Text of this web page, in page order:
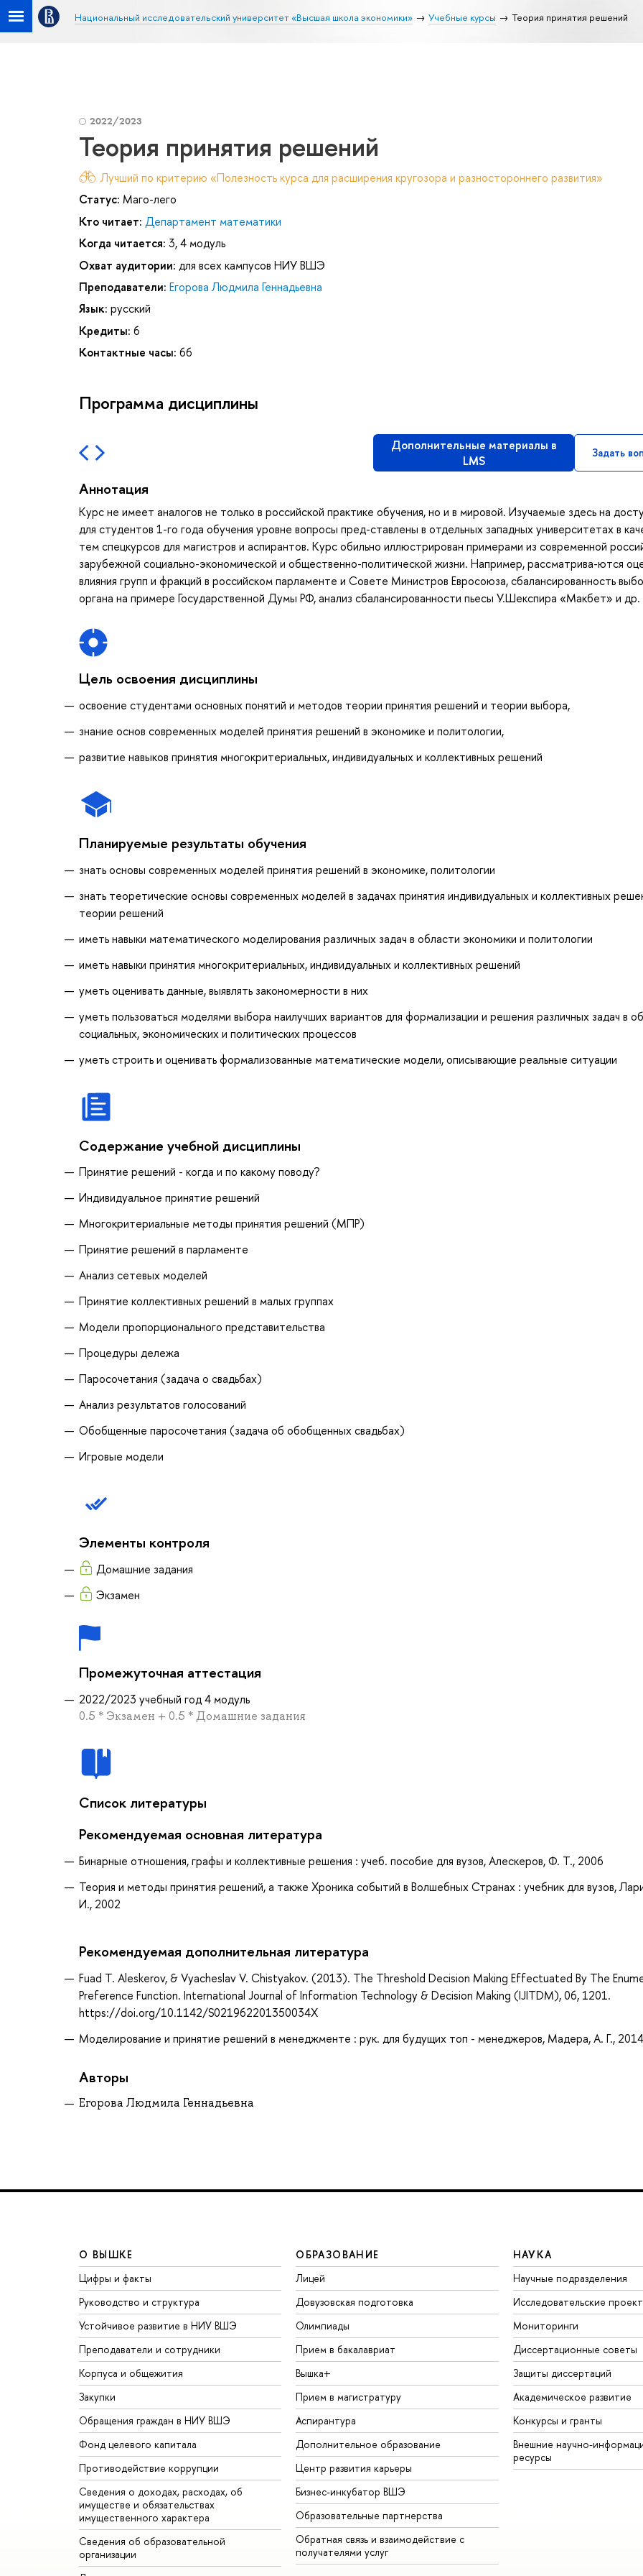
Национальный исследовательский университет «Высшая школа экономики» Учебные курсы Теория принятия решений
2022/2023
Теория принятия решений
Лучший по критерию «Полезность курса для расширения кругозора и разностороннего развития»
Статус: Маго-лего
Кто читает: Департамент математики
Когда читается: 3, 4 модуль
Охват аудитории: для всех кампусов НИУ ВШЭ
Преподаватели: Егорова Людмила Геннадьевна
Язык: русский
Кредиты: 6
Контактные часы: 66
Программа дисциплины
Дополнительные материалы в
LMS
Задать
Аннотация
Курс не имеет аналогов не только в российской практике обучения, но и в мировой. Изучаемые здесь на
для студентов 1-го года обучения уровне вопросы пред-ставлены в отдельных западных университетах в
тем спецкурсов для магистров и аспирантов. Курс обильно иллюстрирован примерами из современной
зарубежной социально-экономической и общественно-политической жизни. Например, рассматрива-ются
влияния групп и фракций в российском парламенте и Совете Министров Евросоюза, сбалансированность
органа на примере Государственной Думы РФ, анализ сбалансированности пьесы У.Шекспира «Макбет» и др.
Цель освоения дисциплины
освоение студентами основных понятий и методов теории принятия решений и теории выбора,
знание основ современных моделей принятия решений в экономике и политологии,
развитие навыков принятия многокритериальных, индивидуальных и коллективных решений
Планируемые результаты обучения
знать основы современных моделей принятия решений в экономике, политологии
знать теоретические основы современных моделей в задачах принятия индивидуальных и коллективных
теории решений
иметь навыки математического моделирования различных задач в области экономики и политологии
иметь навыки принятия многокритериальных, индивидуальных и коллективных решений
уметь оценивать данные, выявлять закономерности в них
уметь пользоваться моделями выбора наилучших вариантов для формализации и решения различных задач в
социальных, экономических и политических процессов
уметь строить и оценивать формализованные математические модели, описывающие реальные ситуации
Содержание учебной дисциплины
Принятие решений - когда и по какому поводу?
Индивидуальное принятие решений
Многокритериальные методы принятия решений (МПР)
Принятие решений в парламенте
Анализ сетевых моделей
Принятие коллективных решений в малых группах
Модели пропорционального представительства
Процедуры дележа
Паросочетания (задача о свадьбах)
Анализ результатов голосований
Обобщенные паросочетания (задача об обобщенных свадьбах)
Игровые модели
Элементы контроля
Домашние задания
Экзамен
Промежуточная аттестация
2022/2023 учебный год 4 модуль
0.5 * Экзамен + 0.5 * Домашние задания
Список литературы
Рекомендуемая основная литература
Бинарные отношения, графы и коллективные решения : учеб. пособие для вузов, Алескеров, Ф. Т., 2006
Теория и методы принятия решений, а также Хроника событий в Волшебных Странах : учебник для вузов,
И., 2002
Рекомендуемая дополнительная литература
Fuad T. Aleskerov, & Vyacheslav V. Chistyakov. (2013). The Threshold Decision Making Effectuated By The
Preference Function. International Journal of Information Technology & Decision Making (IJITDM), 06, 1201.
https://doi.org/10.1142/S021962201350034X
Моделирование и принятие решений в менеджменте : рук. для будущих топ - менеджеров, Мадера, А. Г., 2014
Авторы
Егорова Людмила Геннадьевна
О ВЫШКЕ
Цифры и факты
Руководство и структура
Устойчивое развитие в НИУ ВШЭ
Преподаватели и сотрудники
Корпуса и общежития
Закупки
Обращения граждан в НИУ ВШЭ
Фонд целевого капитала
Противодействие коррупции
Сведения о доходах, расходах, об
имуществе и обязательствах
имущественного характера
Сведения об образовательной
организации
ОБРАЗОВАНИЕ
Лицей
Довузовская подготовка
Олимпиады
Прием в бакалавриат
Вышка+
Прием в магистратуру
Аспирантура
Дополнительное образование
Центр развития карьеры
Бизнес-инкубатор ВШЭ
Образовательные партнерства
Обратная связь и взаимодействие с
получателями услуг
НАУКА
Научные подразделения
Исследовательские
Мониторинги
Диссертационные советы
Защиты диссертаций
Академическое развитие
Конкурсы и гранты
Внешние научно-
ресурсы